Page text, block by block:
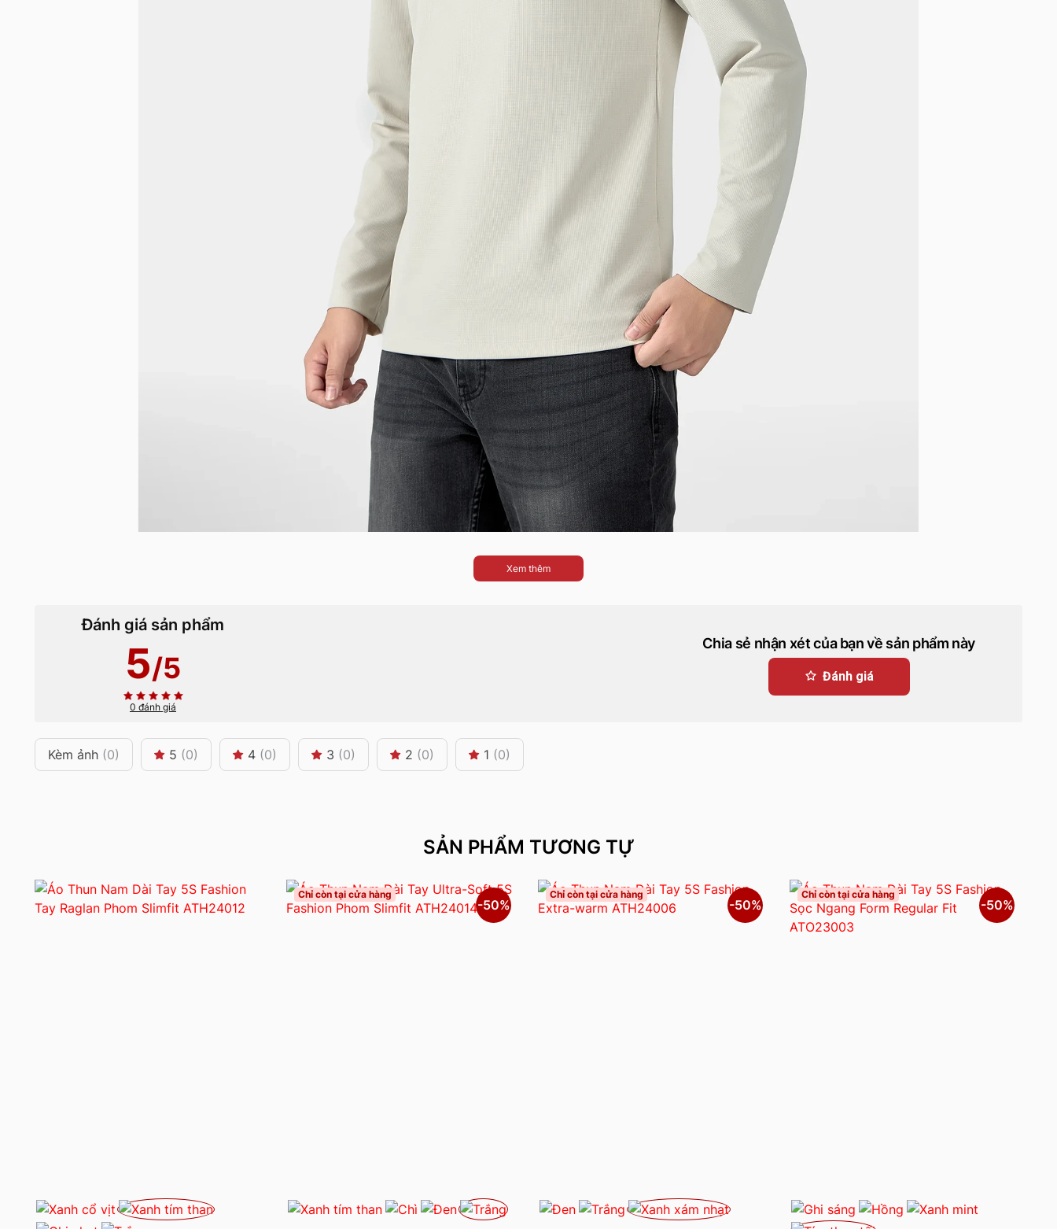
Xem thêm
Đánh giá sản phẩm
5/5
0 đánh giá
Chia sẻ nhận xét của bạn về sản phẩm này
Đánh giá
Kèm ảnh (0) 5 (0) 4 (0) 3 (0) 2 (0) 1 (0)
SẢN PHẨM TƯƠNG TỰ
Chỉ còn tại cửa hàng
-50%
Chỉ còn tại cửa hàng
-50%
Chỉ còn tại cửa hàng
-50%